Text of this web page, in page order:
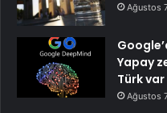
Ağustos
Yapay
Türk var
Ağustos